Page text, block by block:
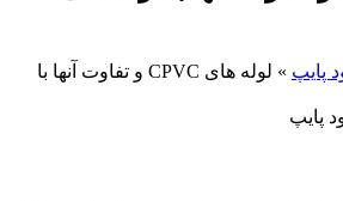
»
لوله های CPVC و تفاوت آنها با